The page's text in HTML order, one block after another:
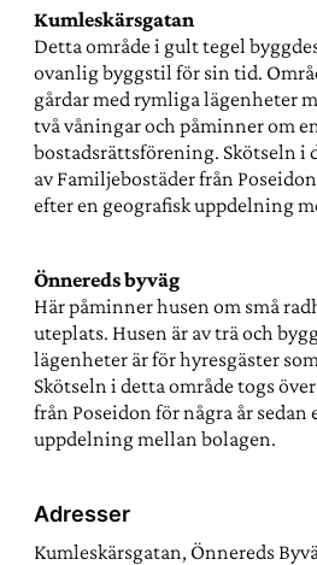
Kumleskärsgatan
Detta område i gult tegel
ovanlig byggstil för sin tid.
gårdar med rymliga lägenheter
två våningar och påminner om
bostadsrättsförening. Skötseln i
av Familjebostäder från
efter en geografisk uppdelning
Önnereds byväg
Här påminner husen om små
uteplats. Husen är av trä och
lägenheter är för hyresgäster
Skötseln i detta område togs
från Poseidon för några år sedan
uppdelning mellan bolagen.
Adresser
Kumleskärsgatan, Önnereds